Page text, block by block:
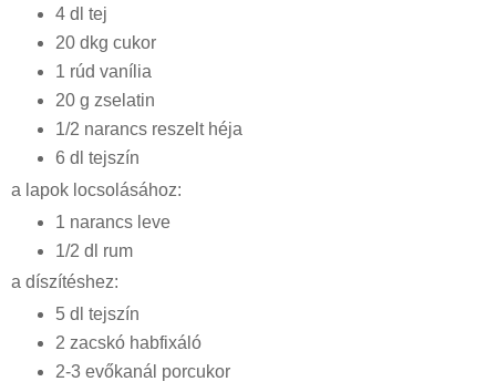
4 dl tej
20 dkg cukor
1 rúd vanília
20 g zselatin
1/2 narancs reszelt héja
6 dl tejszín
a lapok locsolásához:
1 narancs leve
1/2 dl rum
a díszítéshez:
5 dl tejszín
2 zacskó habfixáló
2-3 evőkanál porcukor